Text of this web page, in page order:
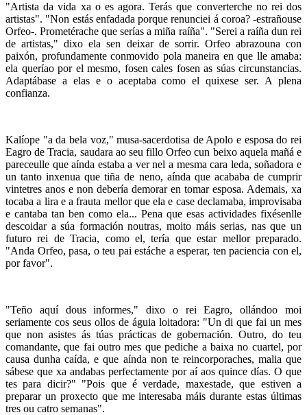
"Artista da vida xa o es agora. Terás que converterche no rei dos
artistas". "Non estás enfadada porque renunciei á coroa? -estrañouse
Orfeo-. Prometérache que serías a miña raíña". "Serei a raíña dun rei
de artistas," dixo ela sen deixar de sorrir. Orfeo abrazouna con
paixón, profundamente conmovido pola maneira en que lle amaba:
ela queríao por el mesmo, fosen cales fosen as súas circunstancias.
Adaptábase a elas e o aceptaba como el quixese ser. A plena
confianza.
Kalíope "a da bela voz," musa-sacerdotisa de Apolo e esposa do rei
Eagro de Tracia, saudara ao seu fillo Orfeo cun beixo aquela mañá e
pareceulle que aínda estaba a ver nel a mesma cara leda, soñadora e
un tanto inxenua que tiña de neno, aínda que acababa de cumprir
vintetres anos e non debería demorar en tomar esposa. Ademais, xa
tocaba a lira e a frauta mellor que ela e case declamaba, improvisaba
e cantaba tan ben como ela... Pena que esas actividades fixésenlle
descoidar a súa formación noutras, moito máis serias, nas que un
futuro rei de Tracia, como el, tería que estar mellor preparado.
"Anda Orfeo, pasa, o teu pai estáche a esperar, ten paciencia con el,
por favor".
"Teño aquí dous informes," dixo o rei Eagro, ollándoo moi
seriamente cos seus ollos de águia loitadora: "Un di que fai un mes
que non asistes ás túas prácticas de gobernación. Outro, do teu
comandante, que fai outro mes que pediche a baixa no cuartel, por
causa dunha caída, e que aínda non te reincorporaches, malia que
sábese que xa andabas perfectamente por aí aos quince días. O que
tes para dicir?" "Pois que é verdade, maxestade, que estiven a
preparar un proxecto que me interesaba máis durante estas últimas
tres ou catro semanas".